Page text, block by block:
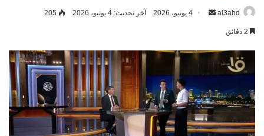
al3ahd
أرسل4 يونيو، 2026 آخر تحديث: 4 يونيو، 2026 205